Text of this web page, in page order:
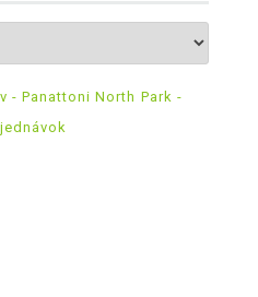
- Panattoni North Park -